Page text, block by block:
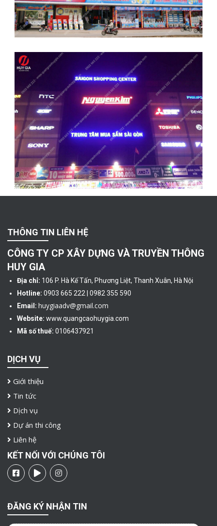
THÔNG TIN LIÊN HỆ
CÔNG TY CP XÂY DỰNG VÀ TRUYỀN THÔNG
HUY GIA
Địa chỉ: 106 P. Hà Kế Tấn, Phương Liệt, Thanh Xuân, Hà Nội
Hotline: 0903 665 222 | 0982 355 590
Email: huygiaadv@gmail.com
Website: www.quangcaohuygia.com
Mã số thuế: 0106437921
DỊCH VỤ
Giới thiệu
Tin tức
Dịch vụ
Dự án thi công
Liên hệ
KẾT NỐI VỚI CHÚNG TÔI
ĐĂNG KÝ NHẬN TIN